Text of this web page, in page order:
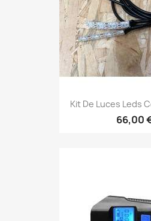
Kit De Luces Leds
66,00